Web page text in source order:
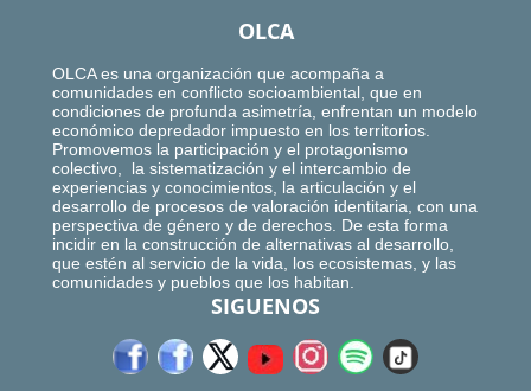
OLCA
OLCA es una organización que acompaña a
comunidades en conflicto socioambiental, que en
condiciones de profunda asimetría, enfrentan un modelo
económico depredador impuesto en los territorios.
Promovemos la participación y el protagonismo
colectivo, la sistematización y el intercambio de
experiencias y conocimientos, la articulación y el
desarrollo de procesos de valoración identitaria, con una
perspectiva de género y de derechos. De esta forma
incidir en la construcción de alternativas al desarrollo,
que estén al servicio de la vida, los ecosistemas, y las
comunidades y pueblos que los habitan.
SIGUENOS